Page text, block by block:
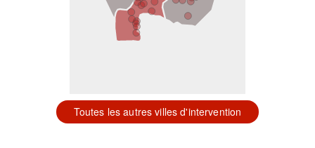
Toutes les autres villes d'intervention